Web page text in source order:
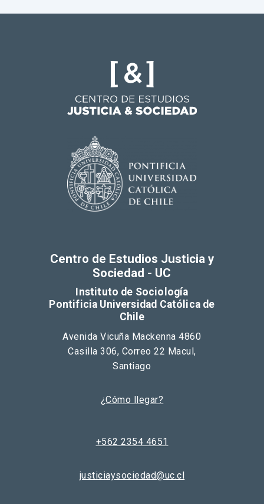
Centro de Estudios Justicia y
Sociedad - UC
Instituto de Sociología
Pontificia Universidad Católica de
Chile
Avenida Vicuña Mackenna 4860
Casilla 306, Correo 22 Macul,
Santiago
¿Cómo llegar?
+562 2354 4651
justiciaysociedad@uc.cl